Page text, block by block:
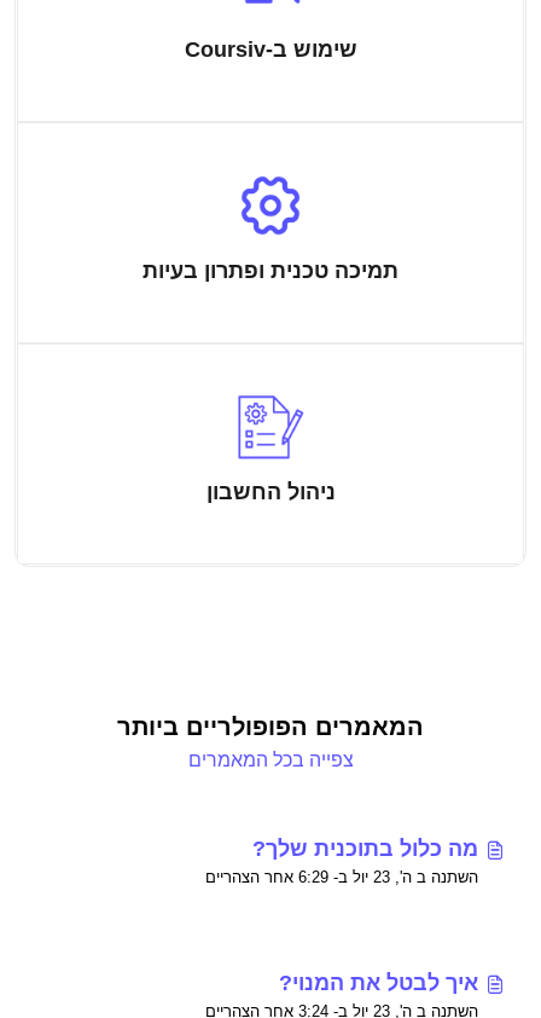
שימוש ב-Coursiv
תמיכה טכנית ופתרון בעיות
ניהול החשבון
המאמרים הפופולריים ביותר
צפייה בכל המאמרים
מה כלול בתוכנית שלך?
השתנה ב ה', 23 יול ב- 6:29 אחר הצהריים
איך לבטל את המנוי?
השתנה ב ה', 23 יול ב- 3:24 אחר הצהריים